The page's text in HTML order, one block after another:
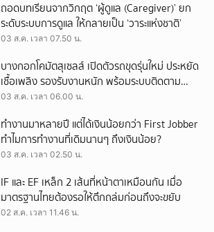
ถอดบทเรียนจากวิกฤต ‘ผู้ดูแล (Caregiver)’ ยก
ระดับระบบการดูแล ให้กลายเป็น ‘วาระแห่งชาติ’
03 ส.ค. เวลา 07.50 น.
บางกอกโคมัตสุเซลส์ เปิดตัวรถขุดรุ่นใหม่ ประหยัด
เชื้อเพลิง รองรับงานหนัก พร้อมระบบติดตาม
เครื่องจักรผ่านดาวเทียม
03 ส.ค. เวลา 06.00 น.
ทำงานมาหลายปี แต่ได้เงินน้อยกว่า First Jobber
ทำไมการทำงานที่เดิมนานๆ ถึงเงินน้อย?
03 ส.ค. เวลา 02.50 น.
IF และ EF เหล็ก 2 เส้นที่หน้าตาเหมือนกัน เมื่อ
มาตรฐานไทยต้องรอให้ตึกถล่มก่อนถึงจะขยับ
02 ส.ค. เวลา 11.46 น.